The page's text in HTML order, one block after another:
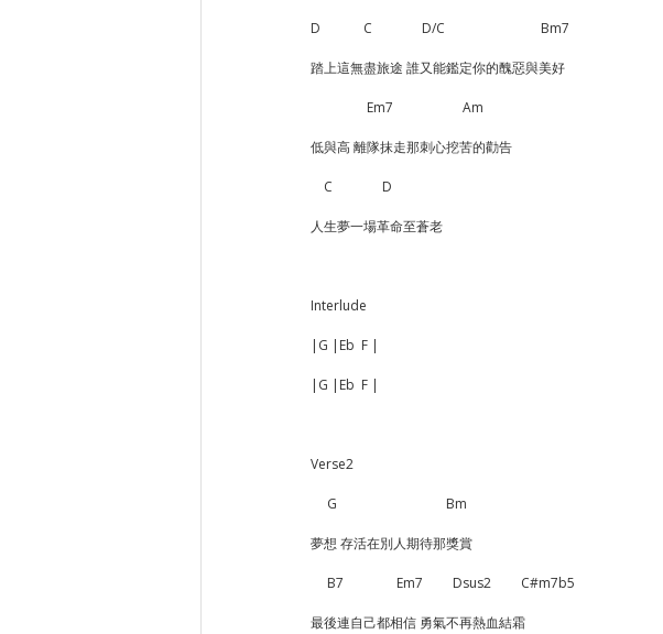
D             C               D/C      　　　           Bm7
踏上這無盡旅途 誰又能鑑定你的醜惡與美好
                 Em7     　            Am
低與高 離隊抹走那刺心挖苦的勸告
    C               D
人生夢一場革命至蒼老
Interlude
|G |Eb  F |
|G |Eb  F |
Verse2
     G                　             Bm
夢想 存活在別人期待那獎賞
     B7                Em7   　  Dsus2         C#m7b5
最後連自己都相信 勇氣不再熱血結霜